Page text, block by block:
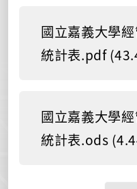
國立嘉義大學
統計表.pdf
國立嘉義大學
統計表.ods